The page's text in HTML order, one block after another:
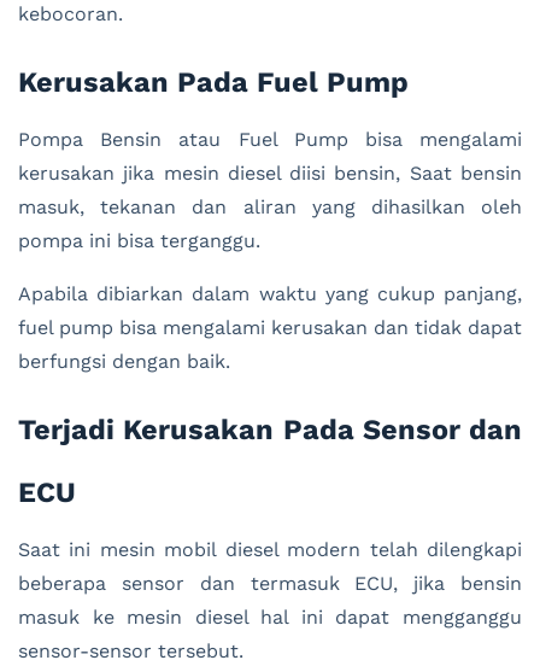
kebocoran.
Kerusakan Pada Fuel Pump
Pompa Bensin atau Fuel Pump bisa mengalami
kerusakan jika mesin diesel diisi bensin, Saat bensin
masuk, tekanan dan aliran yang dihasilkan oleh
pompa ini bisa terganggu.
Apabila dibiarkan dalam waktu yang cukup panjang,
fuel pump bisa mengalami kerusakan dan tidak dapat
berfungsi dengan baik.
Terjadi Kerusakan Pada Sensor dan
ECU
Saat ini mesin mobil diesel modern telah dilengkapi
beberapa sensor dan termasuk ECU, jika bensin
masuk ke mesin diesel hal ini dapat mengganggu
sensor-sensor tersebut.